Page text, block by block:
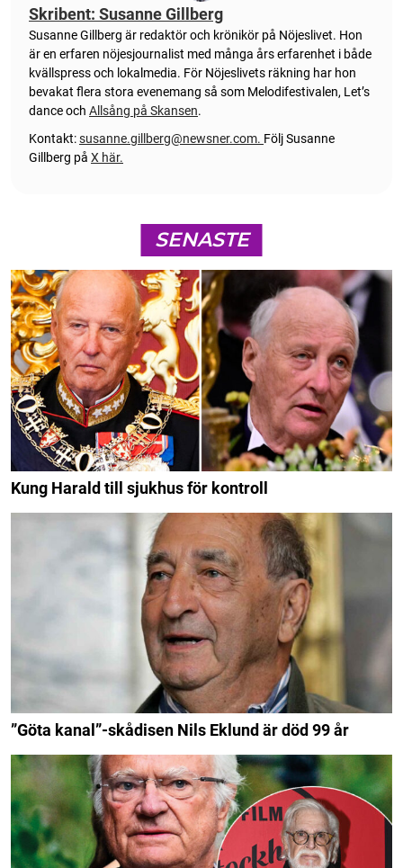
Skribent: Susanne Gillberg
Susanne Gillberg är redaktör och krönikör på Nöjeslivet. Hon
är en erfaren nöjesjournalist med många års erfarenhet i både
kvällspress och lokalmedia. För Nöjeslivets räkning har hon
bevakat flera stora evenemang så som Melodifestivalen, Let’s
dance och Allsång på Skansen.
Kontakt:susanne.gillberg@newsner.com. Följ Susanne
Gillberg på X här.
SENASTE
Kung Harald till sjukhus för kontroll
”Göta kanal”-skådisen Nils Eklund är död 99 år